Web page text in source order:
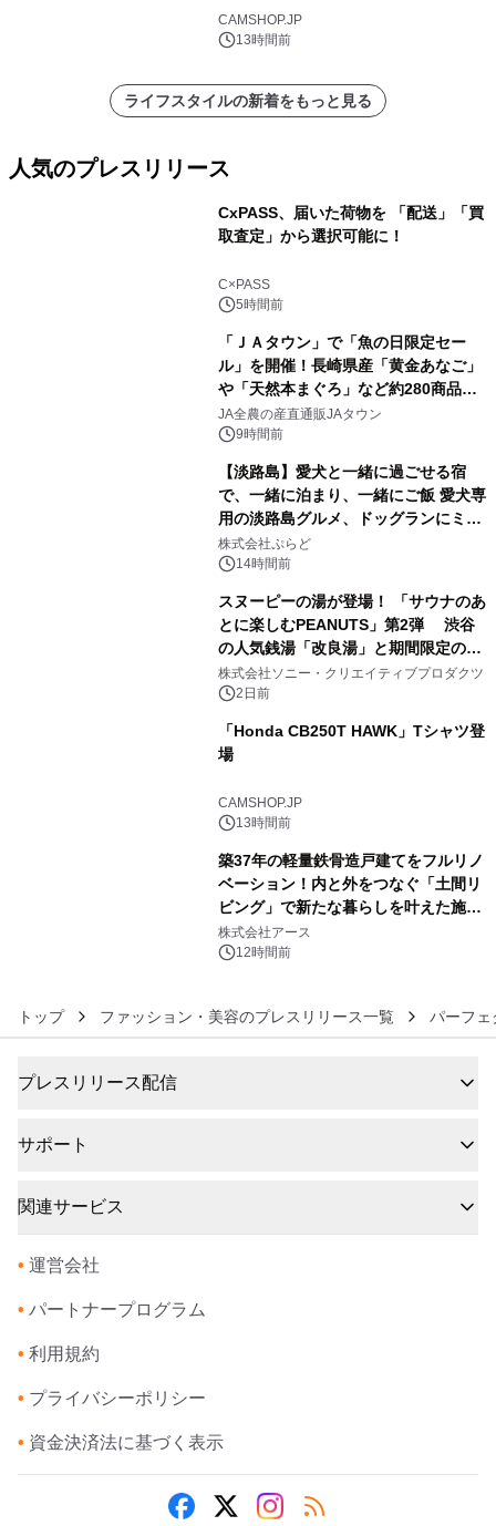
CAMSHOP.JP
13時間前
ライフスタイルの新着をもっと見る
人気のプレスリリース
CxPASS、届いた荷物を 「配送」「買
取査定」から選択可能に！
C×PASS
5時間前
「ＪＡタウン」で「魚の日限定セー
ル」を開催！長崎県産「黄金あなご」
や「天然本まぐろ」など約280商品を
販売！～毎月１０日の定例企画～
JA全農の産直通販JAタウン
9時間前
【淡路島】愛犬と一緒に過ごせる宿
で、一緒に泊まり、一緒にご飯 愛犬専
用の淡路島グルメ、ドッグランにミニ
プール グランピングとトレーラーハウ
スの2施設で
株式会社ぷらど
14時間前
スヌーピーの湯が登場！ 「サウナのあ
とに楽しむPEANUTS」第2弾 渋谷
の人気銭湯「改良湯」と期間限定のコ
ラボレーション サウナイキタイコラ
ボグッズも発売決定！
株式会社ソニー・クリエイティブプロダクツ
2日前
「Honda CB250T HAWK」Tシャツ登
場
CAMSHOP.JP
13時間前
築37年の軽量鉄骨造戸建てをフルリノ
ベーション！内と外をつなぐ「土間リ
ビング」で新たな暮らしを叶えた施工
事例を株式会社アースが公開
株式会社アース
12時間前
トップ ファッション・美容のプレスリリース一覧 パーフェ
プレスリリース配信
サポート
関連サービス
• 運営会社
• パートナープログラム
• 利用規約
• プライバシーポリシー
• 資金決済法に基づく表示